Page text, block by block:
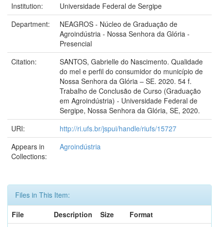
Institution:
Universidade Federal de Sergipe
Department:
NEAGROS - Núcleo de Graduação de
Agroindústria - Nossa Senhora da Glória -
Presencial
Citation:
SANTOS, Gabrielle do Nascimento. Qualidade
do mel e perfil do consumidor do município de
Nossa Senhora da Glória – SE. 2020. 54 f.
Trabalho de Conclusão de Curso (Graduação
em Agroindústria) - Universidade Federal de
Sergipe, Nossa Senhora da Glória, SE, 2020.
URI:
http://ri.ufs.br/jspui/handle/riufs/15727
Appears in
Collections:
Agroindústria
Files in This Item:
File
Description Size
Format